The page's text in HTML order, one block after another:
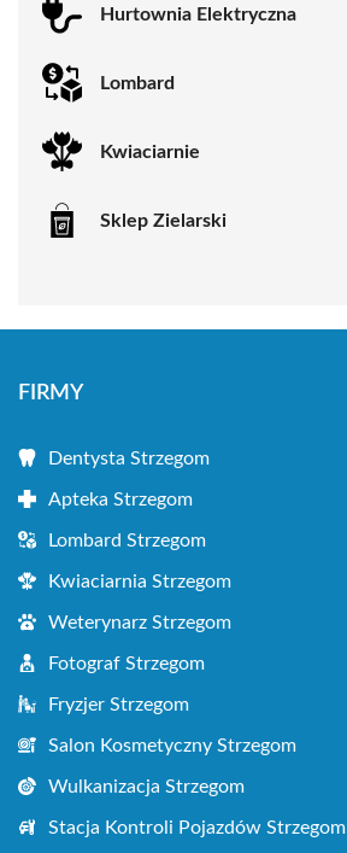
Hurtownia Elektryczna
Lombard
Kwiaciarnie
Sklep Zielarski
FIRMY
Dentysta Strzegom
Apteka Strzegom
Lombard Strzegom
Kwiaciarnia Strzegom
Weterynarz Strzegom
Fotograf Strzegom
Fryzjer Strzegom
Salon Kosmetyczny Strzegom
Wulkanizacja Strzegom
Stacja Kontroli Pojazdów Strzegom